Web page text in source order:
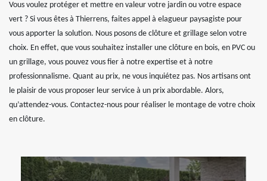
Vous voulez protéger et mettre en valeur votre jardin ou votre espace
vert ? Si vous êtes à Thierrens, faites appel à elagueur paysagiste pour
vous apporter la solution. Nous posons de clôture et grillage selon votre
choix. En effet, que vous souhaitez installer une clôture en bois, en PVC ou
un grillage, vous pouvez vous fier à notre expertise et à notre
professionnalisme. Quant au prix, ne vous inquiétez pas. Nos artisans ont
le plaisir de vous proposer leur service à un prix abordable. Alors,
qu’attendez-vous. Contactez-nous pour réaliser le montage de votre choix
en clôture.